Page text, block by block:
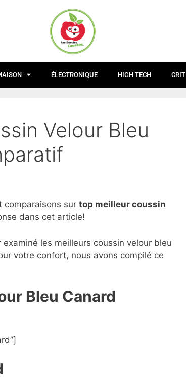
ÉLECTRONIQUE HIGH TECH
Velour Bleu
comparaisons sur top meilleur coussin
dans cet article!
examiné les meilleurs coussin velour bleu
votre confort, nous avons compilé ce
Bleu Canard